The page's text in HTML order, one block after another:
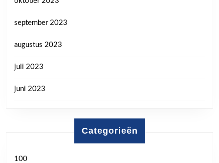
september 2023
augustus 2023
juli 2023
juni 2023
Categorieën
100